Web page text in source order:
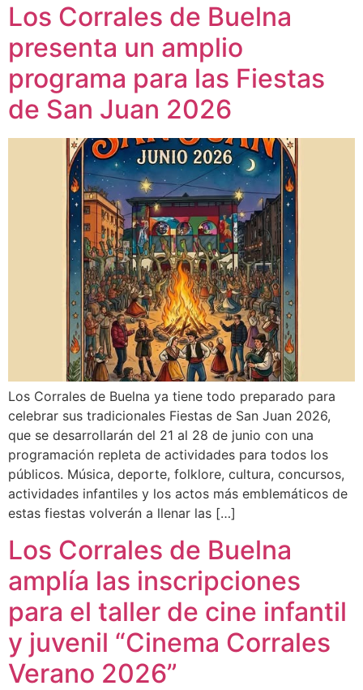
Los Corrales de Buelna
presenta un amplio
programa para las Fiestas
de San Juan 2026
Los Corrales de Buelna ya tiene todo preparado para
celebrar sus tradicionales Fiestas de San Juan 2026,
que se desarrollarán del 21 al 28 de junio con una
programación repleta de actividades para todos los
públicos. Música, deporte, folklore, cultura, concursos,
actividades infantiles y los actos más emblemáticos de
estas fiestas volverán a llenar las […]
Los Corrales de Buelna
amplía las inscripciones
para el taller de cine infantil
y juvenil “Cinema Corrales
Verano 2026”